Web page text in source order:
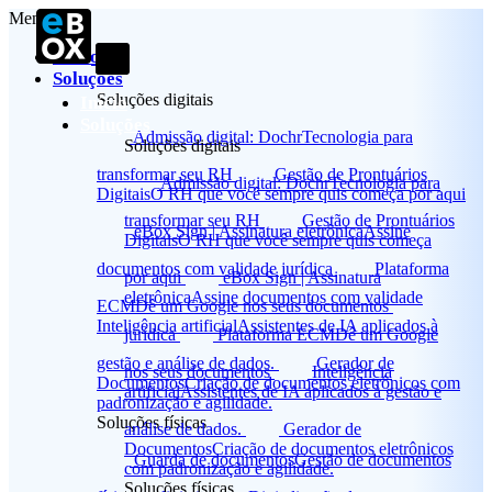
Início
Soluções digitais
Admissão digital: DochrTecnologia para
transformar seu RH
Gestão de Prontuários
DigitaisO RH que você sempre quis começa
por aqui
eBox Sign | Assinatura
eletrônicaAssine documentos com validade
jurídica
Plataforma ECMDê um Google
nos seus documentos
Inteligência
artificialAssistentes de IA aplicados à gestão e
análise de dados.
Gerador de
DocumentosCriação de documentos eletrônicos
com padronização e agilidade.
Soluções físicas
Menu
Início
Soluções
Soluções digitais
Admissão digital: DochrTecnologia para
transformar seu RH
Gestão de Prontuários
DigitaisO RH que você sempre quis começa por aqui
eBox Sign | Assinatura eletrônicaAssine
documentos com validade jurídica
Plataforma
ECMDê um Google nos seus documentos
Inteligência artificialAssistentes de IA aplicados à
gestão e análise de dados.
Gerador de
DocumentosCriação de documentos eletrônicos com
padronização e agilidade.
Soluções físicas
Guarda de documentosGestão de documentos